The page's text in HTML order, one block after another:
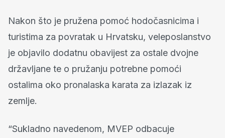
Nakon što je pružena pomoć hodočasnicima i
turistima za povratak u Hrvatsku, veleposlanstvo
je objavilo dodatnu obavijest za ostale dvojne
državljane te o pružanju potrebne pomoći
ostalima oko pronalaska karata za izlazak iz
zemlje.
“Sukladno navedenom, MVEP odbacuje